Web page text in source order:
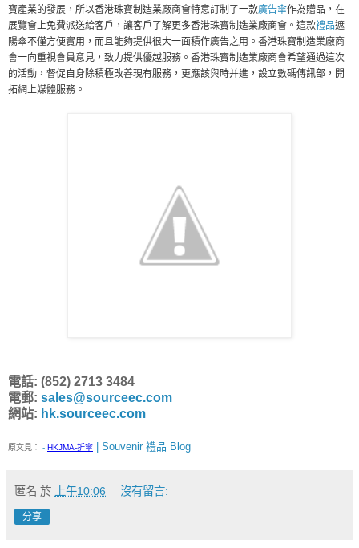
寶產業的發展，所以香港珠寶制造業廠商會特意訂制了一款廣告傘作為贈品，在
展覽會上免費派送給客戶，讓客戶了解更多香港珠寶制造業廠商會。這款禮品遮
陽傘不僅方便實用，而且能夠提供很大一面積作廣告之用。香港珠寶制造業廠商
會一向重視會員意見，致力提供優越服務。香港珠寶制造業廠商會希望通過這次
的活動，督促自身除積極改善現有服務，更應該與時并進，設立數碼傳訊部，開
拓網上媒體服務。
電話: (852) 2713 3484
電郵: sales@sourceec.com
網站: hk.sourceec.com
原文見： - HKJMA-折傘 | Souvenir 禮品 Blog
匿名 於 上午10:06 沒有留言:
分享